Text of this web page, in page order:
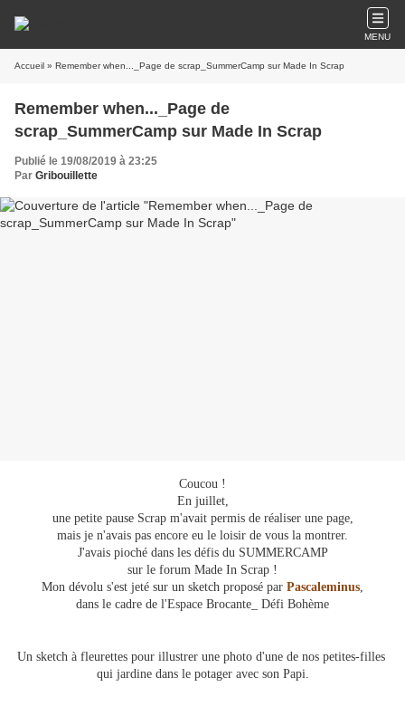
MENU
Accueil » Remember when..._Page de scrap_SummerCamp sur Made In Scrap
Remember when..._Page de
scrap_SummerCamp sur Made In Scrap
Publié le 19/08/2019 à 23:25
Par Gribouillette
Coucou !
En juillet,
une petite pause Scrap m'avait permis de réaliser une page,
mais je n'avais pas encore eu le loisir de vous la montrer.
J'avais pioché dans les défis du SUMMERCAMP
sur le forum Made In Scrap !
Mon dévolu s'est jeté sur un sketch proposé par Pascaleminus,
dans le cadre de l'Espace Brocante_ Défi Bohème
Un sketch à fleurettes pour illustrer une photo d'une de nos petites-filles
qui jardine dans le potager avec son Papi.